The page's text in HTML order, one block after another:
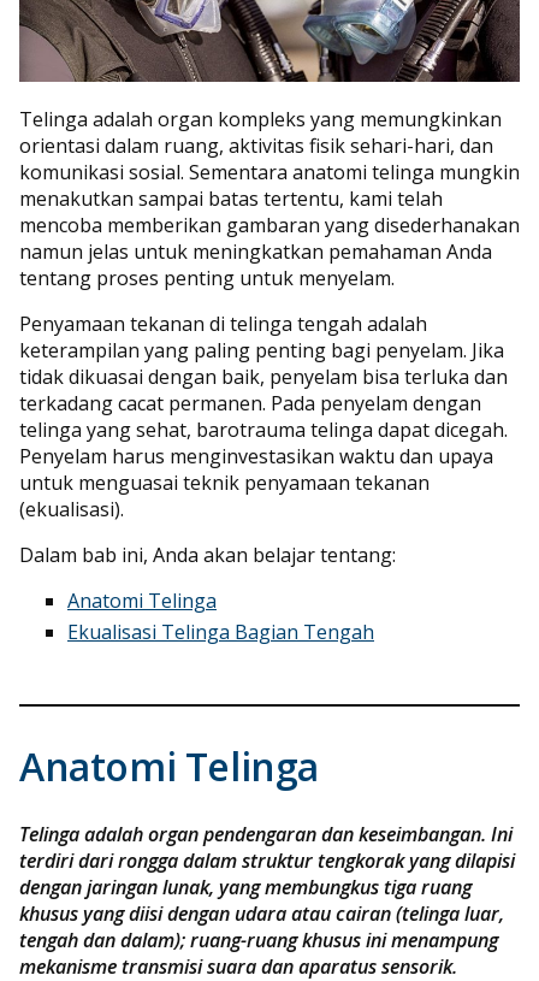
Telinga adalah organ kompleks yang memungkinkan
orientasi dalam ruang, aktivitas fisik sehari-hari, dan
komunikasi sosial. Sementara anatomi telinga mungkin
menakutkan sampai batas tertentu, kami telah
mencoba memberikan gambaran yang disederhanakan
namun jelas untuk meningkatkan pemahaman Anda
tentang proses penting untuk menyelam.
Penyamaan tekanan di telinga tengah adalah
keterampilan yang paling penting bagi penyelam. Jika
tidak dikuasai dengan baik, penyelam bisa terluka dan
terkadang cacat permanen. Pada penyelam dengan
telinga yang sehat, barotrauma telinga dapat dicegah.
Penyelam harus menginvestasikan waktu dan upaya
untuk menguasai teknik penyamaan tekanan
(ekualisasi).
Dalam bab ini, Anda akan belajar tentang:
Anatomi Telinga
Ekualisasi Telinga Bagian Tengah
Anatomi Telinga
Telinga adalah organ pendengaran dan keseimbangan. Ini
terdiri dari rongga dalam struktur tengkorak yang dilapisi
dengan jaringan lunak, yang membungkus tiga ruang
khusus yang diisi dengan udara atau cairan (telinga luar,
tengah dan dalam); ruang-ruang khusus ini menampung
mekanisme transmisi suara dan aparatus sensorik.